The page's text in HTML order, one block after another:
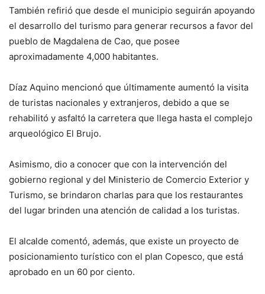
También refirió que desde el municipio seguirán apoyando
el desarrollo del turismo para generar recursos a favor del
pueblo de Magdalena de Cao, que posee
aproximadamente 4,000 habitantes.
Díaz Aquino mencionó que últimamente aumentó la visita
de turistas nacionales y extranjeros, debido a que se
rehabilitó y asfaltó la carretera que llega hasta el complejo
arqueológico El Brujo.
Asimismo, dio a conocer que con la intervención del
gobierno regional y del Ministerio de Comercio Exterior y
Turismo, se brindaron charlas para que los restaurantes
del lugar brinden una atención de calidad a los turistas.
El alcalde comentó, además, que existe un proyecto de
posicionamiento turístico con el plan Copesco, que está
aprobado en un 60 por ciento.